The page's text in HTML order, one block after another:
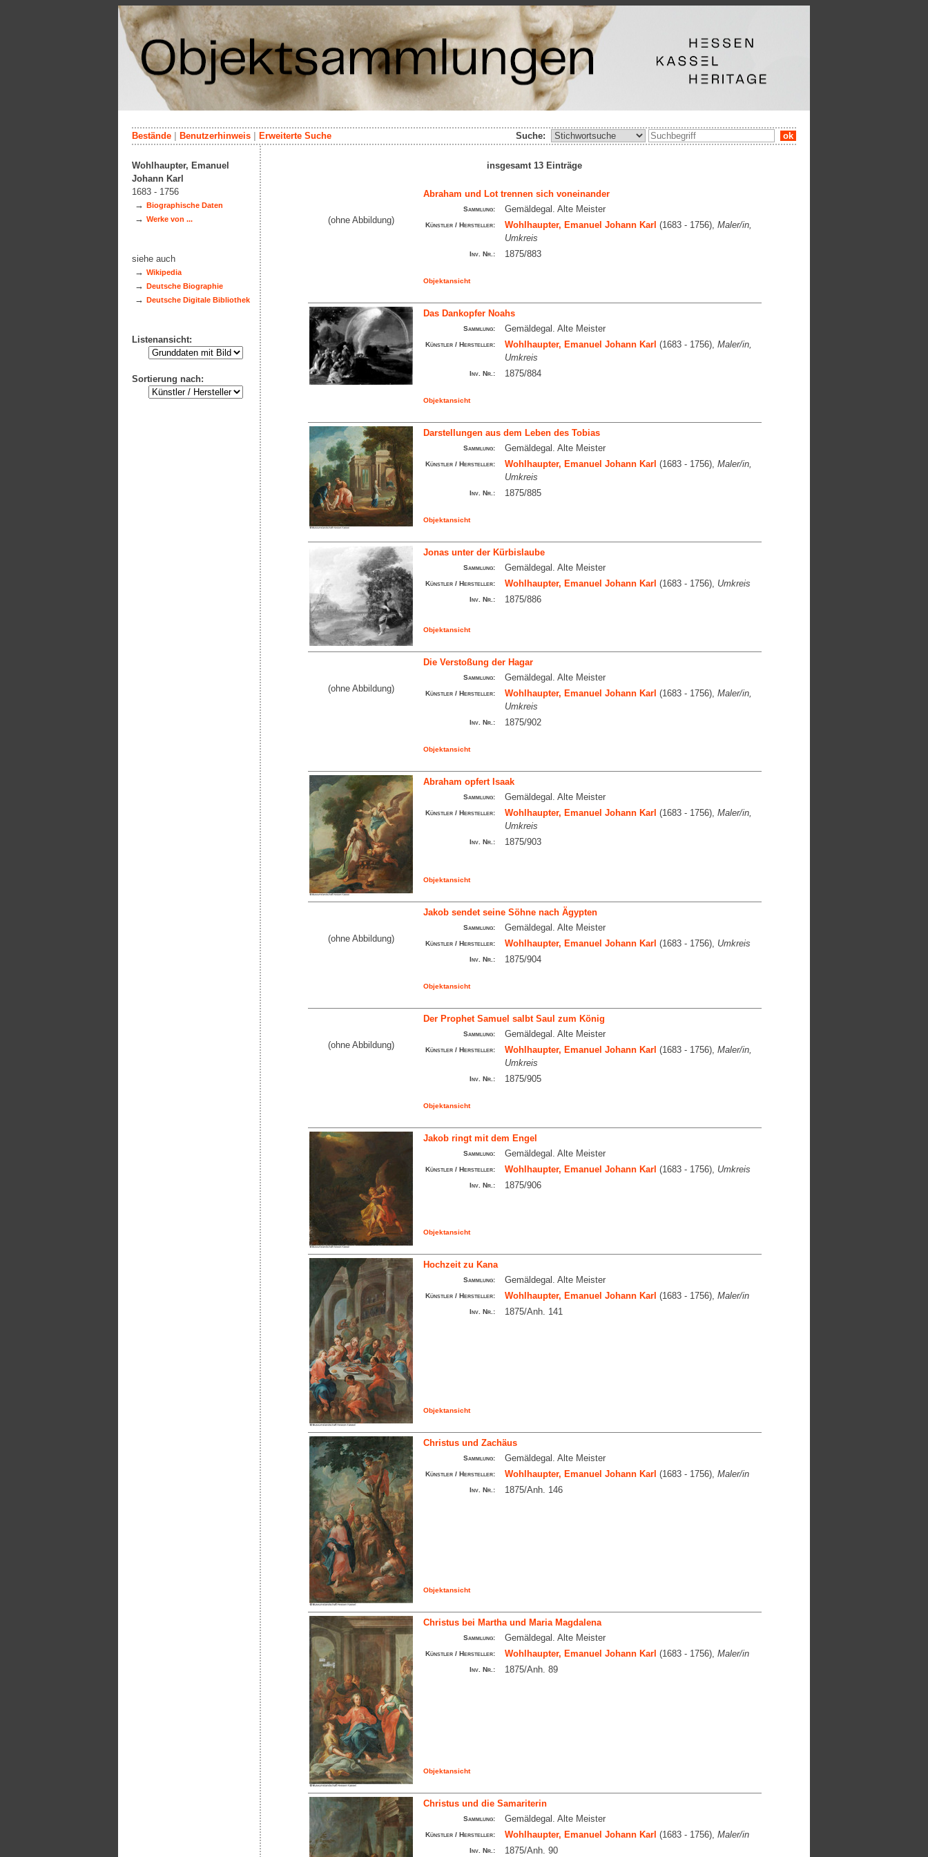
Suche: ok
Bestände Benutzerhinweis Erweiterte Suche
insgesamt 13 Einträge
(ohne Abbildung)
Abraham und Lot trennen sich voneinander
Sammlung: Gemäldegal. Alte Meister
Künstler / Hersteller: Wohlhaupter, Emanuel Johann Karl (1683 - 1756), Maler/in,
Umkreis
Inv. Nr.: 1875/883
Objektansicht
Das Dankopfer Noahs
Sammlung: Gemäldegal. Alte Meister
Künstler / Hersteller: Wohlhaupter, Emanuel Johann Karl (1683 - 1756), Maler/in,
Umkreis
Inv. Nr.: 1875/884
Objektansicht
Darstellungen aus dem Leben des Tobias
Sammlung: Gemäldegal. Alte Meister
Künstler / Hersteller: Wohlhaupter, Emanuel Johann Karl (1683 - 1756), Maler/in,
Umkreis
Inv. Nr.: 1875/885
Objektansicht
Jonas unter der Kürbislaube
Sammlung: Gemäldegal. Alte Meister
Künstler / Hersteller: Wohlhaupter, Emanuel Johann Karl (1683 - 1756), Umkreis
Inv. Nr.: 1875/886
Objektansicht
(ohne Abbildung)
Die Verstoßung der Hagar
Sammlung: Gemäldegal. Alte Meister
Künstler / Hersteller: Wohlhaupter, Emanuel Johann Karl (1683 - 1756), Maler/in,
Umkreis
Inv. Nr.: 1875/902
Objektansicht
Abraham opfert Isaak
Sammlung: Gemäldegal. Alte Meister
Künstler / Hersteller: Wohlhaupter, Emanuel Johann Karl (1683 - 1756), Maler/in,
Umkreis
Inv. Nr.: 1875/903
Objektansicht
(ohne Abbildung)
Jakob sendet seine Söhne nach Ägypten
Sammlung: Gemäldegal. Alte Meister
Künstler / Hersteller: Wohlhaupter, Emanuel Johann Karl (1683 - 1756), Umkreis
Inv. Nr.: 1875/904
Objektansicht
(ohne Abbildung)
Der Prophet Samuel salbt Saul zum König
Sammlung: Gemäldegal. Alte Meister
Künstler / Hersteller: Wohlhaupter, Emanuel Johann Karl (1683 - 1756), Maler/in,
Umkreis
Inv. Nr.: 1875/905
Objektansicht
Jakob ringt mit dem Engel
Sammlung: Gemäldegal. Alte Meister
Künstler / Hersteller: Wohlhaupter, Emanuel Johann Karl (1683 - 1756), Umkreis
Inv. Nr.: 1875/906
Objektansicht
Hochzeit zu Kana
Sammlung: Gemäldegal. Alte Meister
Künstler / Hersteller: Wohlhaupter, Emanuel Johann Karl (1683 - 1756), Maler/in
Inv. Nr.: 1875/Anh. 141
Objektansicht
Christus und Zachäus
Sammlung: Gemäldegal. Alte Meister
Künstler / Hersteller: Wohlhaupter, Emanuel Johann Karl (1683 - 1756), Maler/in
Inv. Nr.: 1875/Anh. 146
Objektansicht
Christus bei Martha und Maria Magdalena
Sammlung: Gemäldegal. Alte Meister
Künstler / Hersteller: Wohlhaupter, Emanuel Johann Karl (1683 - 1756), Maler/in
Inv. Nr.: 1875/Anh. 89
Objektansicht
Christus und die Samariterin
Sammlung: Gemäldegal. Alte Meister
Künstler / Hersteller: Wohlhaupter, Emanuel Johann Karl (1683 - 1756), Maler/in
Inv. Nr.: 1875/Anh. 90
Wohlhaupter, Emanuel
Johann Karl
1683 - 1756
→ Biographische Daten
→ Werke von ...
siehe auch
→ Wikipedia
→ Deutsche Biographie
→ Deutsche Digitale Bibliothek
Listenansicht:
Sortierung nach: